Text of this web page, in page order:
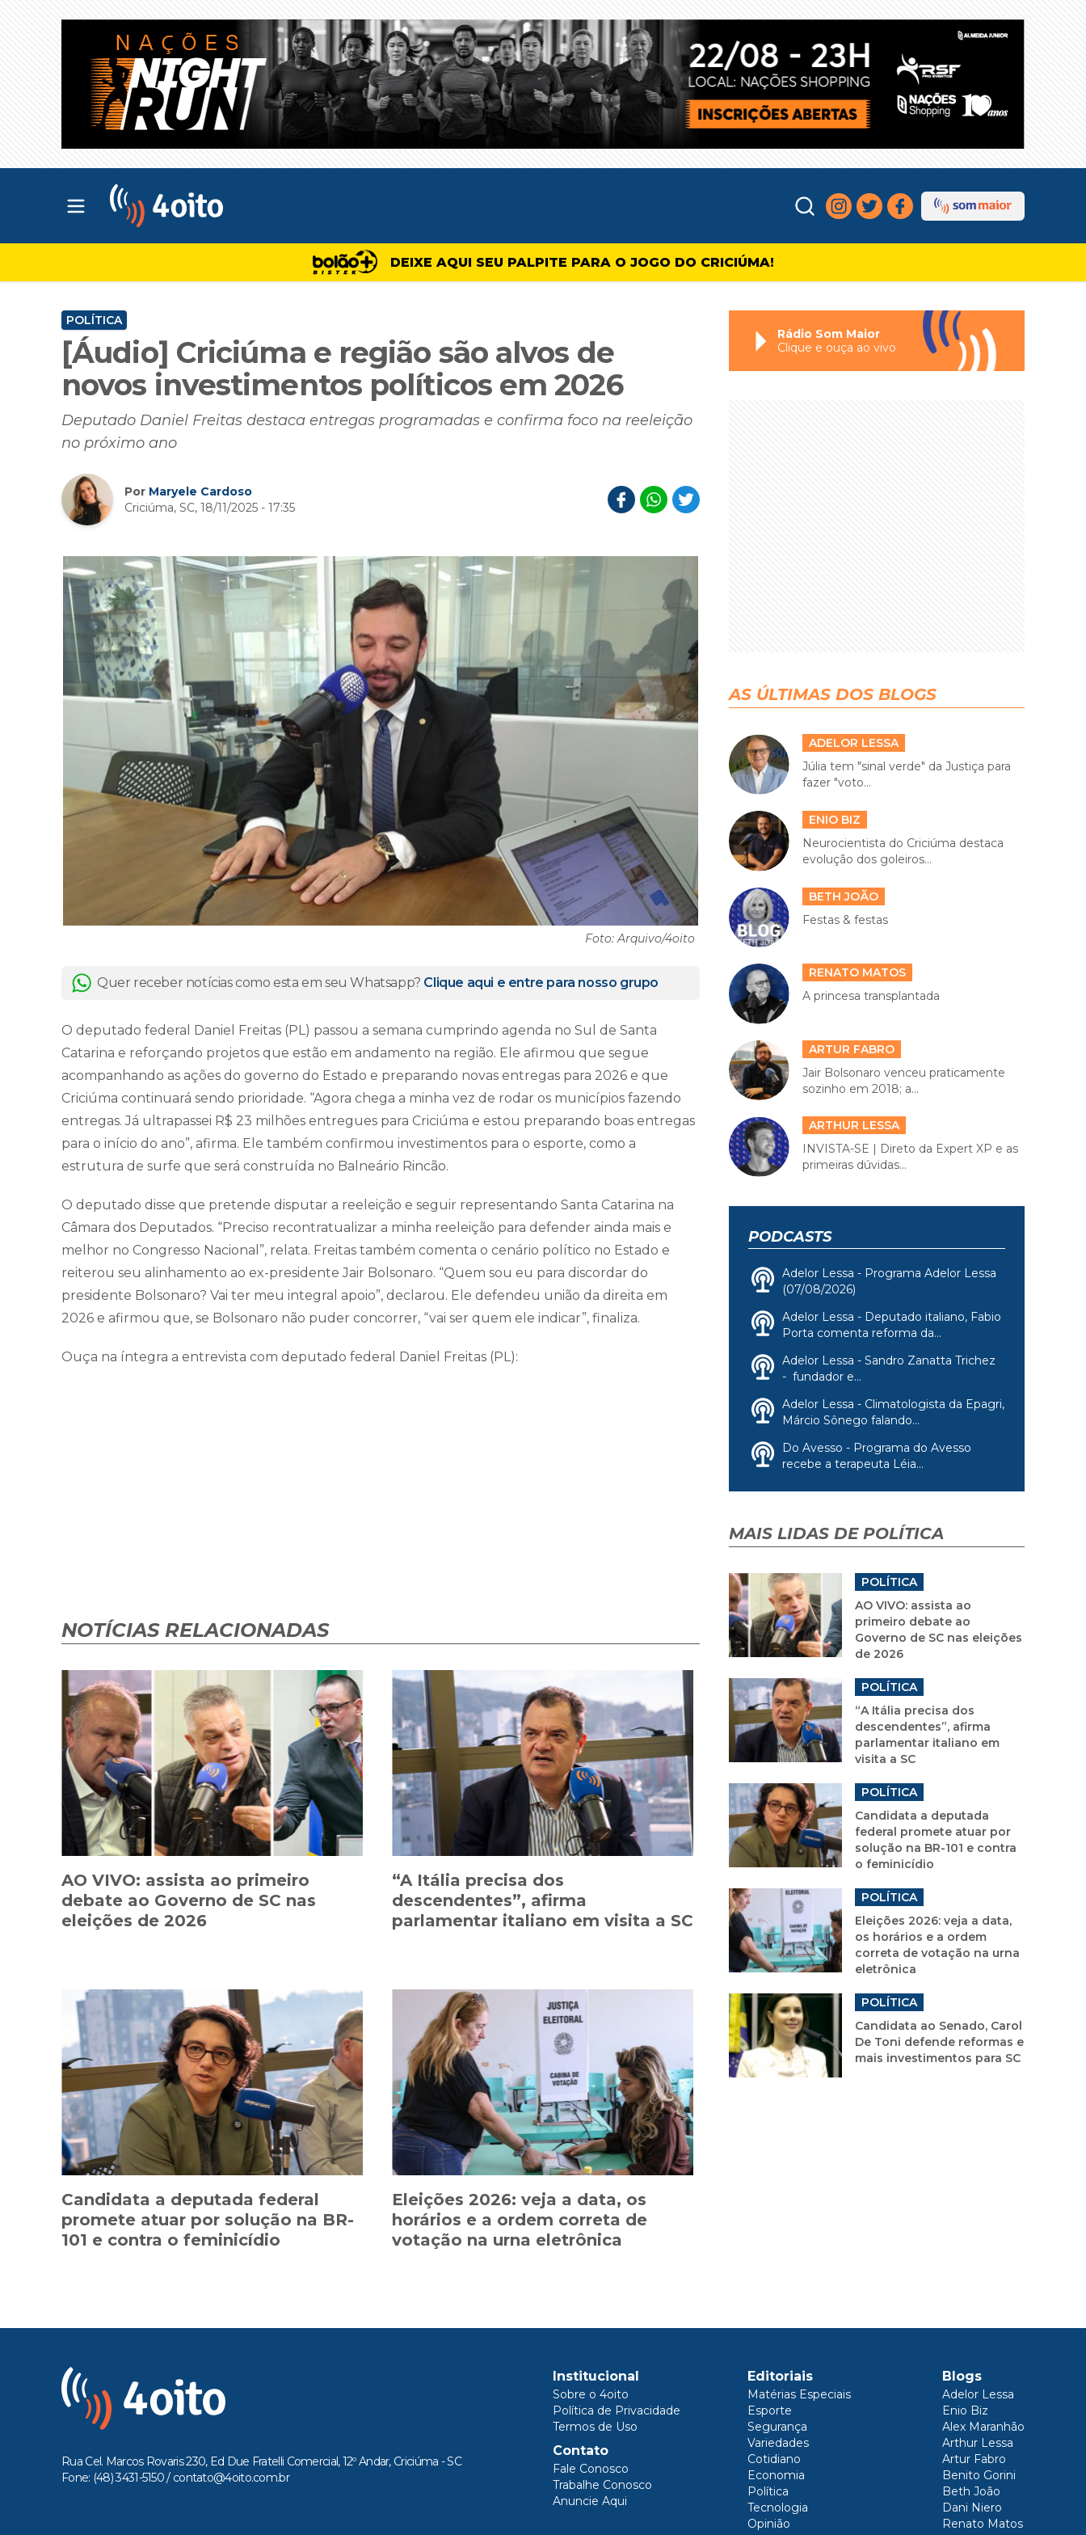
Abrir menu principal
DEIXE AQUI SEU PALPITE PARA O JOGO DO CRICIÚMA!
POLÍTICA
[Áudio] Criciúma e região são alvos de
novos investimentos políticos em 2026
Deputado Daniel Freitas destaca entregas programadas e confirma foco na reeleição
no próximo ano
Por Maryele Cardoso
Criciúma, SC, 18/11/2025 - 17:35
Foto: Arquivo/4oito
Quer receber notícias como esta em seu Whatsapp? Clique aqui e entre para nosso grupo
O deputado federal Daniel Freitas (PL) passou a semana cumprindo agenda no Sul de Santa
Catarina e reforçando projetos que estão em andamento na região. Ele afirmou que segue
acompanhando as ações do governo do Estado e preparando novas entregas para 2026 e que
Criciúma continuará sendo prioridade. “Agora chega a minha vez de rodar os municípios fazendo
entregas. Já ultrapassei R$ 23 milhões entregues para Criciúma e estou preparando boas entregas
para o início do ano”, afirma. Ele também confirmou investimentos para o esporte, como a
estrutura de surfe que será construída no Balneário Rincão.
O deputado disse que pretende disputar a reeleição e seguir representando Santa Catarina na
Câmara dos Deputados. “Preciso recontratualizar a minha reeleição para defender ainda mais e
melhor no Congresso Nacional”, relata. Freitas também comenta o cenário político no Estado e
reiterou seu alinhamento ao ex-presidente Jair Bolsonaro. “Quem sou eu para discordar do
presidente Bolsonaro? Vai ter meu integral apoio”, declarou. Ele defendeu união da direita em
2026 e afirmou que, se Bolsonaro não puder concorrer, “vai ser quem ele indicar”, finaliza.
Ouça na íntegra a entrevista com deputado federal Daniel Freitas (PL):
NOTÍCIAS RELACIONADAS
AO VIVO: assista ao primeiro
debate ao Governo de SC nas
eleições de 2026
“A Itália precisa dos
descendentes”, afirma
parlamentar italiano em visita a SC
Candidata a deputada federal
promete atuar por solução na BR-
101 e contra o feminicídio
Eleições 2026: veja a data, os
horários e a ordem correta de
votação na urna eletrônica
Rádio Som Maior
Clique e ouça ao vivo
AS ÚLTIMAS DOS BLOGS
ADELOR LESSA
Júlia tem "sinal verde" da Justiça para
fazer "voto...
ENIO BIZ
Neurocientista do Criciúma destaca
evolução dos goleiros...
BETH JOÃO
Festas & festas
RENATO MATOS
A princesa transplantada
ARTUR FABRO
Jair Bolsonaro venceu praticamente
sozinho em 2018; a...
ARTHUR LESSA
INVISTA-SE | Direto da Expert XP e as
primeiras dúvidas...
PODCASTS
Adelor Lessa - Programa Adelor Lessa
(07/08/2026)
Adelor Lessa - Deputado italiano, Fabio
Porta comenta reforma da...
Adelor Lessa - Sandro Zanatta Trichez
- fundador e...
Adelor Lessa - Climatologista da Epagri,
Márcio Sônego falando...
Do Avesso - Programa do Avesso
recebe a terapeuta Léia...
MAIS LIDAS DE POLÍTICA
POLÍTICA
AO VIVO: assista ao
primeiro debate ao
Governo de SC nas eleições
de 2026
POLÍTICA
“A Itália precisa dos
descendentes”, afirma
parlamentar italiano em
visita a SC
POLÍTICA
Candidata a deputada
federal promete atuar por
solução na BR-101 e contra
o feminicídio
POLÍTICA
Eleições 2026: veja a data,
os horários e a ordem
correta de votação na urna
eletrônica
POLÍTICA
Candidata ao Senado, Carol
De Toni defende reformas e
mais investimentos para SC
Rua Cel. Marcos Rovaris 230, Ed Due Fratelli Comercial, 12º Andar, Criciúma - SC
Fone: (48) 3431-5150 / contato@4oito.com.br
Institucional
Sobre o 4oito
Política de Privacidade
Termos de Uso
Contato
Fale Conosco
Trabalhe Conosco
Anuncie Aqui
Editoriais
Matérias Especiais
Esporte
Segurança
Variedades
Cotidiano
Economia
Política
Tecnologia
Opinião
Blogs
Adelor Lessa
Enio Biz
Alex Maranhão
Arthur Lessa
Artur Fabro
Benito Gorini
Beth João
Dani Niero
Renato Matos